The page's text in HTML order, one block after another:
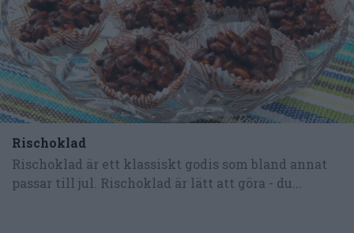
Rischoklad
Rischoklad är ett klassiskt godis som bland annat
passar till jul. Rischoklad är lätt att göra - du...